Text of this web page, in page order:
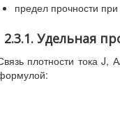
предел прочности
2.3.1. Удельная
плотности тока J,